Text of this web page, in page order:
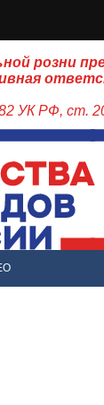
розни
УК РФ, ст.